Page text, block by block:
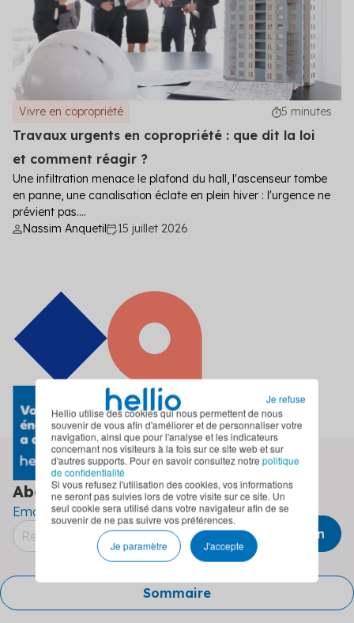
Hellio utilise des cookies qui nous permettent de nous
souvenir de vous afin d'améliorer et de personnaliser votre
navigation, ainsi que pour l'analyse et les indicateurs
concernant nos visiteurs à la fois sur ce site web et sur
d'autres supports. Pour en savoir consultez notre politique
de confidentialité
Si vous refusez l'utilisation des cookies, vos informations
ne seront pas suivies lors de votre visite sur ce site. Un
seul cookie sera utilisé dans votre navigateur afin de se
souvenir de ne pas suivre vos préférences.
Je paramètre
J'accepte
Je refuse
Sommaire
Vivre en copropriété 5 minutes
Travaux urgents en copropriété : que dit la loi
et comment réagir ?
Une infiltration menace le plafond du hall, l'ascenseur tombe
en panne, une canalisation éclate en plein hiver : l'urgence ne
prévient pas....
Nassim Anquetil
15 juillet 2026
Abonnez-vous ànotre newsletter
Email